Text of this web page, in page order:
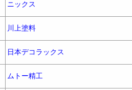
ニックス
川上塗料
日本デコラックス
ムトー精工